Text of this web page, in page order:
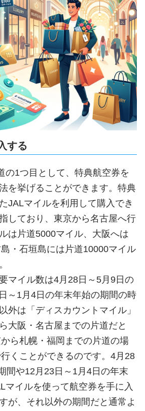
する
の1つ目として、特典航空券を
を挙げることができます。特典
JALマイルを利用して購入でき
しており、東京から名古屋へ行
は片道5000マイル、大阪へは
・石垣島には片道10000マイル
マイル数は4月28日～5月9日の
～1月4日の年末年始の期間の時
外は「ディスカウントマイル」
大阪・名古屋までの片道だと
ら札幌・福岡までの片道の場
くことができるのです。4月28
間や12月23日～1月4日の年末
マイルを使って航空券を手に入
が、それ以外の期間だと通常よ